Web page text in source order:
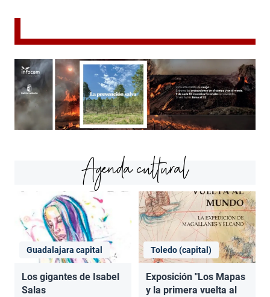
Agenda cultural
Guadalajara capital
Los gigantes de Isabel
Salas
Toledo (capital)
Exposición "Los Mapas
y la primera vuelta al